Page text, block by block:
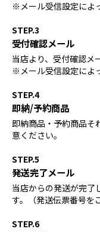
※メール受信設定によ
STEP.3
受付確認メール
当店より、受付確認メ
※メール受信設定によ
STEP.4
即納/予約商品
即納商品・予約商品そ
意ください。
STEP.5
発送完了メール
当店からの発送が完了
す。（発送伝票番号を
STEP.6